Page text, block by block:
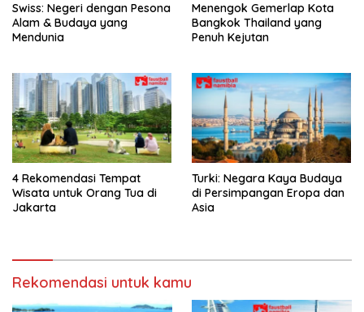
Swiss: Negeri dengan Pesona
Alam & Budaya yang
Mendunia
Menengok Gemerlap Kota
Bangkok Thailand yang
Penuh Kejutan
4 Rekomendasi Tempat
Wisata untuk Orang Tua di
Jakarta
Turki: Negara Kaya Budaya
di Persimpangan Eropa dan
Asia
Rekomendasi untuk kamu